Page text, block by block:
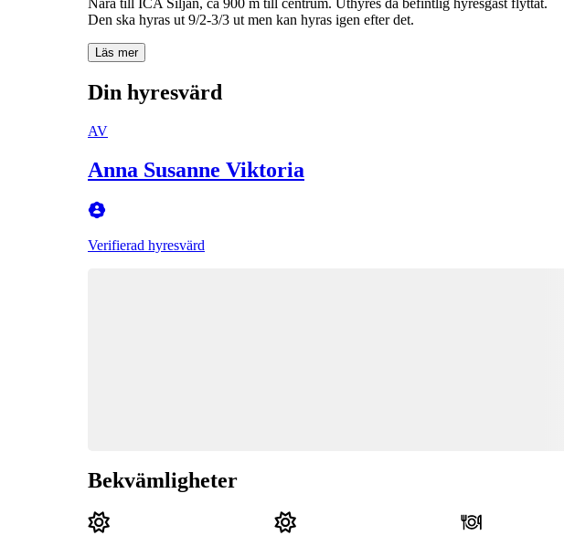
Den ska hyras ut 9/2-3/3 ut men kan hyras igen efter det.
Läs mer
Din hyresvärd
AV
Anna Susanne Viktoria
Verifierad hyresvärd
Bekvämligheter